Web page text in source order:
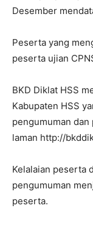
Desember
Peserta yang
peserta ujian
BKD Diklat HSS
Kabupaten HSS
pengumuman dan
laman http://
Kelalaian peserta
pengumuman
peserta.